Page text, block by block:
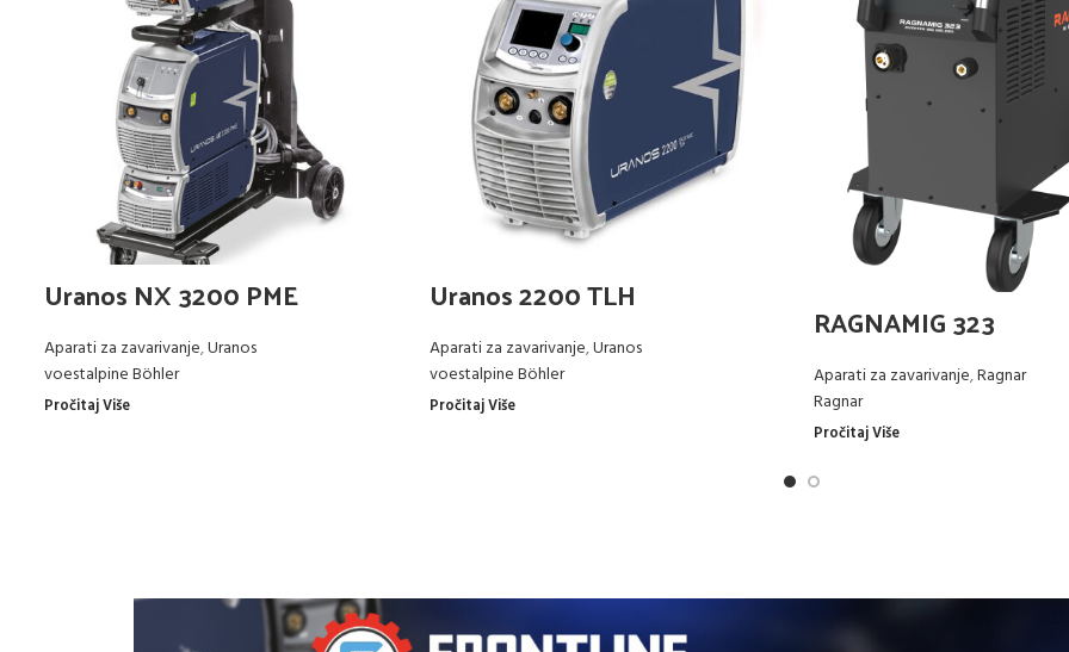
Uranos NX 3200 PME
Aparati za zavarivanje,Uranos
voestalpine Böhler
Pročitaj Više
Uranos 2200 TLH
Aparati za zavarivanje,Uranos
voestalpine Böhler
Pročitaj Više
RAGNAMIG 323
Aparati za zavarivanje,Ragnar
Ragnar
Pročitaj Više